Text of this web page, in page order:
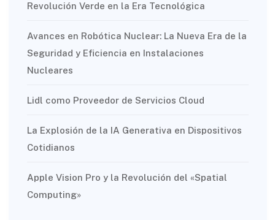
Revolución Verde en la Era Tecnológica
Avances en Robótica Nuclear: La Nueva Era de la
Seguridad y Eficiencia en Instalaciones
Nucleares
Lidl como Proveedor de Servicios Cloud
La Explosión de la IA Generativa en Dispositivos
Cotidianos
Apple Vision Pro y la Revolución del «Spatial
Computing»